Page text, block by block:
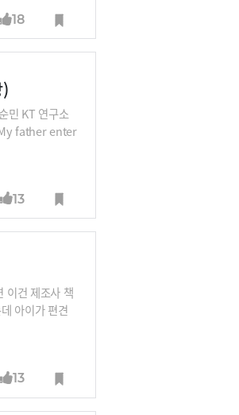
사, 오순영 K
대표, 김종윤
18
민 KT 연구소
father enter
포머가 강력
스 대표, 박
(추가 예정)
13
이건 제조사 책
아이가 편견
가 “이 정
온 대표, 박
13